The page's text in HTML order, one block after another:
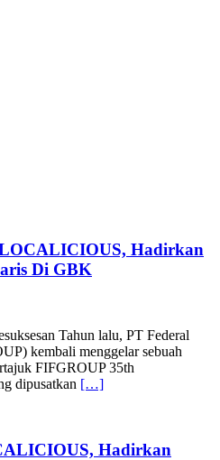
Hadirkan
Di GBK
Tahun lalu, PT Federal
kembali menggelar sebuah
FIFGROUP 35th
dipusatkan […]
Hadirkan